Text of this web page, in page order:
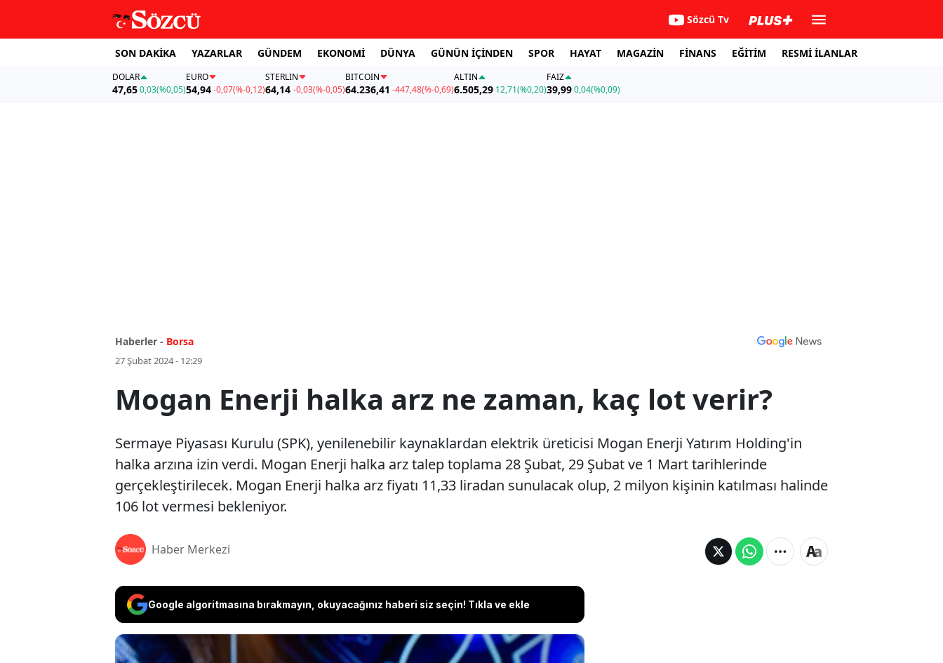
Sözcü Tv
SON DAKİKA YAZARLAR GÜNDEM EKONOMİ DÜNYA GÜNÜN İÇİNDEN SPOR HAYAT MAGAZİN FİNANS EĞİTİM RESMİ İLANLAR
DOLAR
47,650,03(%0,05)
EURO
54,94 -0,07(%-0,12)
STERLIN
64,14 -0,03(%-0,05)
BITCOIN
64.236,41 -447,48(%-0,69)
ALTIN
6.505,29 12,71(%0,20)
FAİZ
39,990,04(%0,09)
Haberler - Borsa
27 Şubat 2024 - 12:29
Mogan Enerji halka arz ne zaman, kaç lot verir?
Sermaye Piyasası Kurulu (SPK), yenilenebilir kaynaklardan elektrik üreticisi Mogan Enerji Yatırım Holding'in
halka arzına izin verdi. Mogan Enerji halka arz talep toplama 28 Şubat, 29 Şubat ve 1 Mart tarihlerinde
gerçekleştirilecek. Mogan Enerji halka arz fiyatı 11,33 liradan sunulacak olup, 2 milyon kişinin katılması halinde
106 lot vermesi bekleniyor.
Haber Merkezi
Google algoritmasına bırakmayın, okuyacağınız haberi siz seçin! Tıkla ve ekle